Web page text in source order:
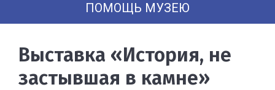
ПОМОЩЬ МУЗЕЮ
Выставка «История, не
застывшая в камне»